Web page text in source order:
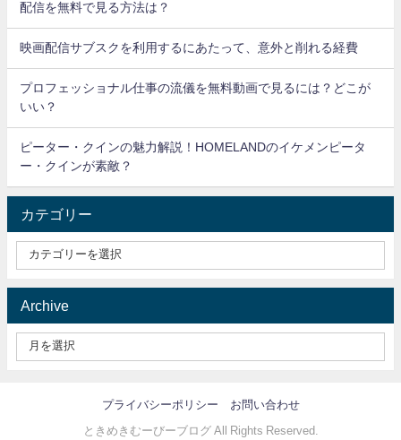
配信を無料で見る方法は？
映画配信サブスクを利用するにあたって、意外と削れる経費
プロフェッショナル仕事の流儀を無料動画で見るには？どこが
いい？
ピーター・クインの魅力解説！HOMELANDのイケメンピータ
ー・クインが素敵？
カテゴリー
Archive
プライバシーポリシー お問い合わせ
ときめきむーびーブログ All Rights Reserved.